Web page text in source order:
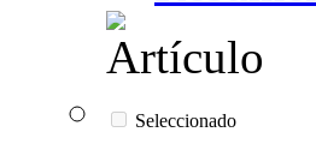
Seleccionado